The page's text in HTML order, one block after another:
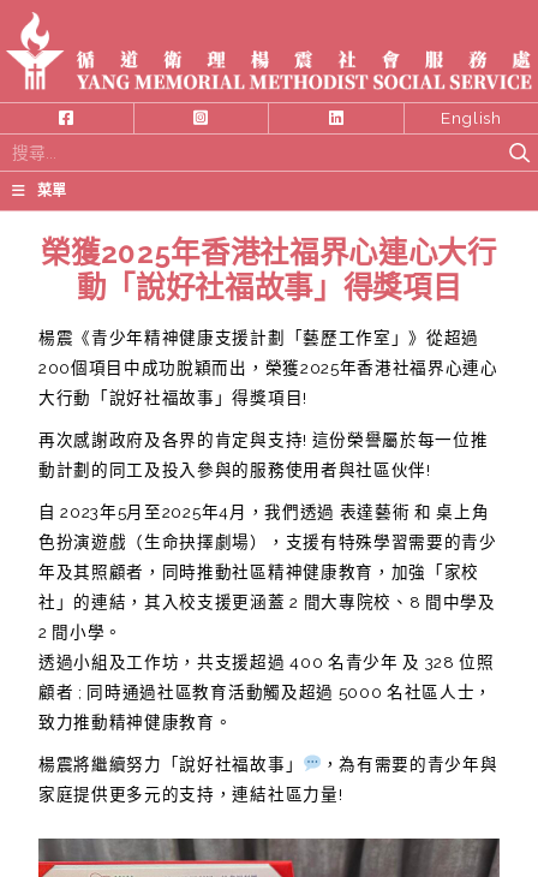
English
搜
尋
關
菜單
榮獲2025年香港社福界心連心大行
動「說好社福故事」得獎項目
楊震《青少年精神健康支援計劃「藝歷工作室」》從超過
200個項目中成功脫穎而出，榮獲2025年香港社福界心連心
大行動「說好社福故事」得獎項目!
再次感謝政府及各界的肯定與支持! 這份榮譽屬於每一位推
動計劃的同工及投入參與的服務使用者與社區伙伴!
自 2023年5月至2025年4月，我們透過 表達藝術 和 桌上角
色扮演遊戲（生命抉擇劇場），支援有特殊學習需要的青少
年及其照顧者，同時推動社區精神健康教育，加強「家校
社」的連結，其入校支援更涵蓋 2 間大專院校、8 間中學及
2 間小學。
透過小組及工作坊，共支援超過 400 名青少年 及 328 位照
顧者 ; 同時通過社區教育活動觸及超過 5000 名社區人士，
致力推動精神健康教育。
楊震將繼續努力「說好社福故事」
，為有需要的青少年與
家庭提供更多元的支持，連結社區力量!